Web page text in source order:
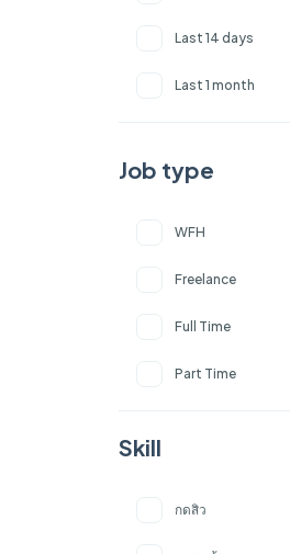
Last 14 days
Last 1 month
Job type
WFH
Freelance
Full Time
Part Time
Skill
กดสิว